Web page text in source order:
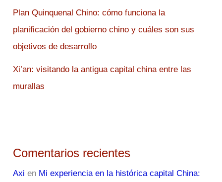
Plan Quinquenal Chino: cómo funciona la
planificación del gobierno chino y cuáles son sus
objetivos de desarrollo
Xi’an: visitando la antigua capital china entre las
murallas
Comentarios recientes
Axi en Mi experiencia en la histórica capital China: